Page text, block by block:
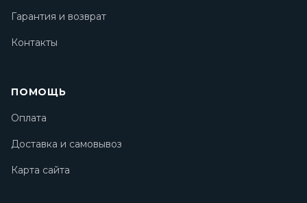
Гарантия и возврат
Контакты
ПОМОЩЬ
Оплата
Доставка и самовывоз
Карта сайта